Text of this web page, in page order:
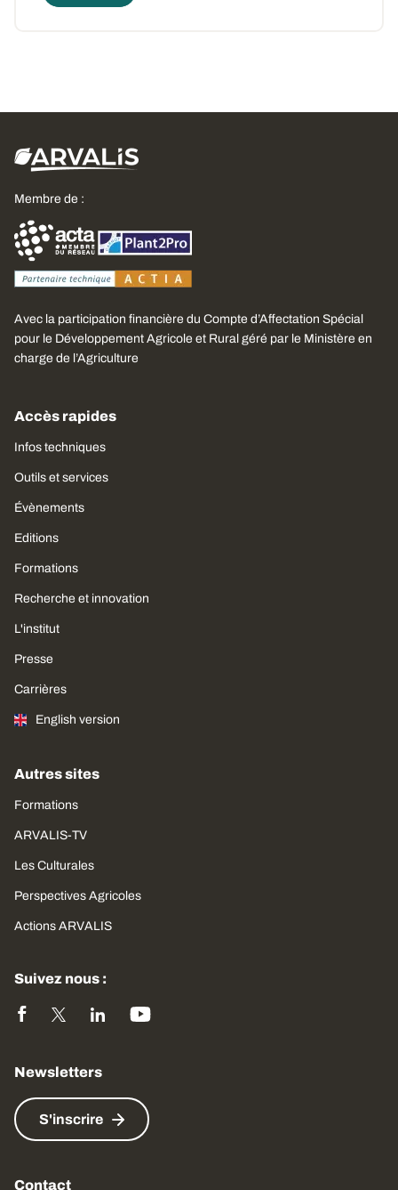
Membre de :
Avec la participation financière du Compte d’Affectation Spécial
pour le Développement Agricole et Rural géré par le Ministère en
charge de l’Agriculture
Accès rapides
Infos techniques
Outils et services
Évènements
Editions
Formations
Recherche et innovation
L'institut
Presse
Carrières
English version
Autres sites
Formations
ARVALIS-TV
Les Culturales
Perspectives Agricoles
Actions ARVALIS
Suivez nous :
Newsletters
S'inscrire
Contact